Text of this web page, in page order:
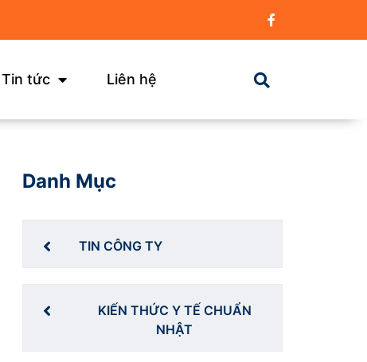
Tin tức Liên hệ
Danh Mục
TIN CÔNG TY
KIẾN THỨC Y TẾ CHUẨN
NHẬT